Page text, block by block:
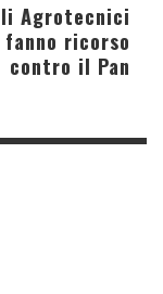
Agrotecnici
fanno ricorso
contro il Pan